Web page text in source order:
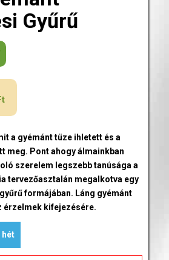
Gyűrű
a gyémánt tüze ihletett és a
meg. Pont ahogy álmainkban
szerelem legszebb tanúsága a
tervezőasztalán megalkotva egy
formájában. Láng gyémánt
érzelmek kifejezésére.
hét